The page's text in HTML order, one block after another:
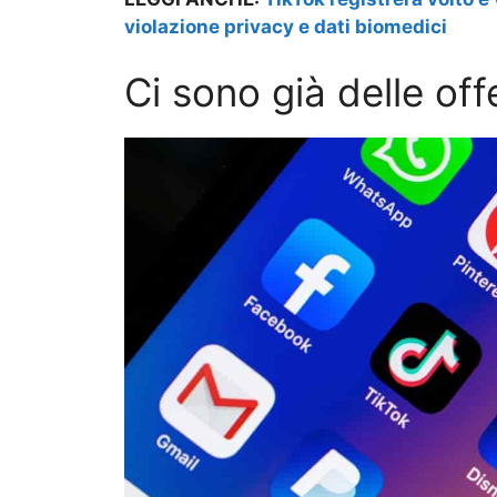
violazione privacy e dati biomedici
Ci sono già delle